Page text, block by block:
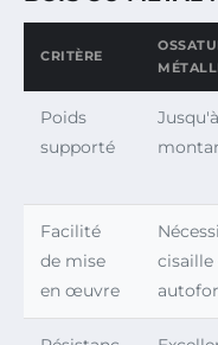
CRITÈRE
Poids
supporté
Facilité
de mise
en œuvre
cisaille